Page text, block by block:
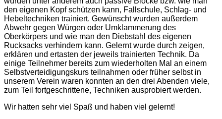
den eigenen Kopf schützen kann, Fallschule, Schlag- und
Hebeltechniken trainiert. Gewünscht wurden außerdem
Abwehr gegen Würgen oder Umklammerung des
Oberkörpers und wie man den Diebstahl des eigenen
Rucksacks verhindern kann. Gelernt wurde durch zeigen,
erklären und ertasten der jeweils trainierten Technik. Da
einige Teilnehmer bereits zum wiederholten Mal an einem
Selbstverteidigungskurs teilnahmen oder früher selbst in
unserem Verein waren konnten an den drei Abenden viele,
zum Teil fortgeschrittene, Techniken ausprobiert werden.
Wir hatten sehr viel Spaß und haben viel gelernt!